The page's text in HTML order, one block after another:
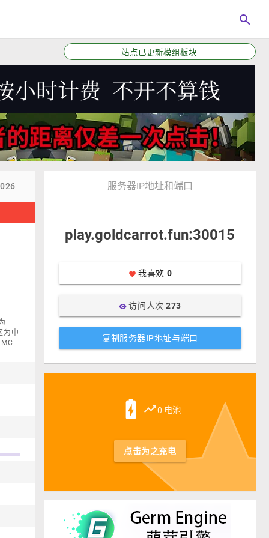
search
站点已更新模组板块
为中
服务器IP地址和端口
play.goldcarrot.fun:30015
favorite 我喜欢 0
visibility访问人次273
复制服务器IP地址与端口
battery_charging_full trending_up0 电池
点击为之充电